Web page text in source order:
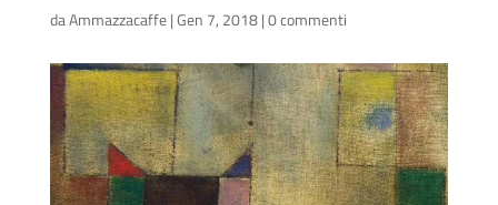
daAmmazzacaffe|Gen 7, 2018|0 commenti